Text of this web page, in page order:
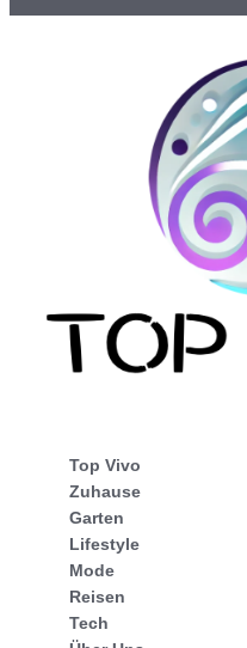
Top Vivo
Zuhause
Garten
Lifestyle
Mode
Reisen
Tech